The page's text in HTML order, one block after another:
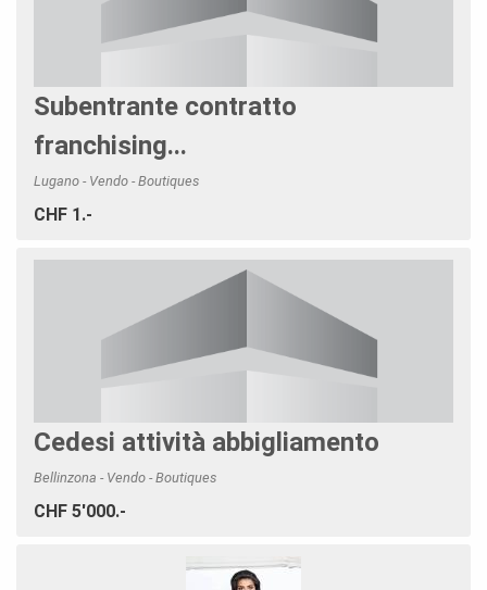
Subentrante contratto
franchising...
Lugano - Vendo - Boutiques
CHF 1.-
Cedesi attività abbigliamento
Bellinzona - Vendo - Boutiques
CHF 5'000.-